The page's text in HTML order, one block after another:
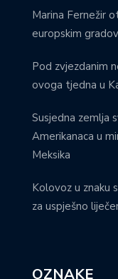
Marina Fernežir
europskim
Pod zvjezdanim
ovoga tjedna u
Susjedna zemlja
Amerikanaca u
Meksika
Kolovoz u znaku
za uspješno
OZNAKE